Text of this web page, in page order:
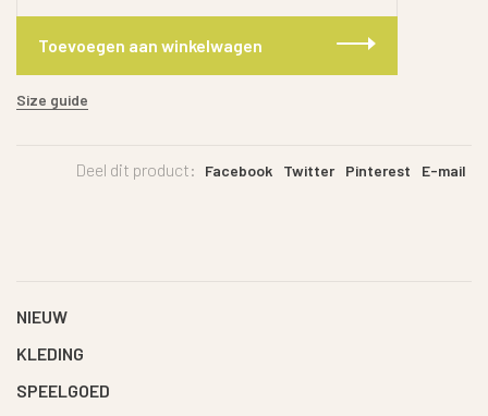
Toevoegen aan winkelwagen
Size guide
Deel dit product: Facebook Twitter Pinterest E-mail
NIEUW
KLEDING
SPEELGOED